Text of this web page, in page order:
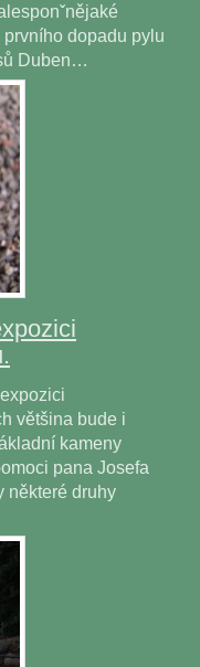
dopadu pylu
Duben…
většina bude i
kameny
pana Josefa
některé druhy